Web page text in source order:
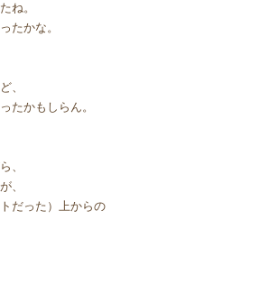
ね。
たかな。
、
たかもしらん。
、
、
だった）上からの